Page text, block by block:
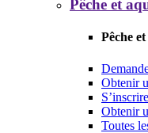
Pêche et
Pêche
Obtenir
Obtenir
Toutes